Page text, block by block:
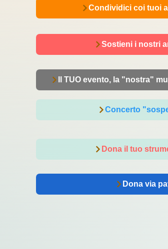
Condividici coi tuoi
Sostieni i nostri
Il TUO evento, la "nostra"
Concerto
Dona il tuo
Dona via